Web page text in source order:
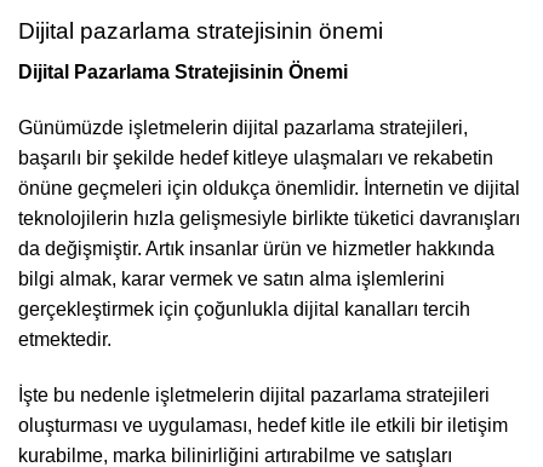
Dijital pazarlama stratejisinin önemi
Dijital Pazarlama Stratejisinin Önemi
Günümüzde işletmelerin dijital pazarlama stratejileri,
başarılı bir şekilde hedef kitleye ulaşmaları ve rekabetin
önüne geçmeleri için oldukça önemlidir. İnternetin ve dijital
teknolojilerin hızla gelişmesiyle birlikte tüketici davranışları
da değişmiştir. Artık insanlar ürün ve hizmetler hakkında
bilgi almak, karar vermek ve satın alma işlemlerini
gerçekleştirmek için çoğunlukla dijital kanalları tercih
etmektedir.
İşte bu nedenle işletmelerin dijital pazarlama stratejileri
oluşturması ve uygulaması, hedef kitle ile etkili bir iletişim
kurabilme, marka bilinirliğini artırabilme ve satışları